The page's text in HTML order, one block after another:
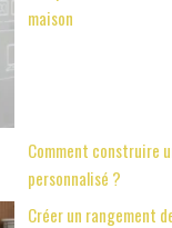
maison
Comment construire
personnalisé ?
Créer un rangement